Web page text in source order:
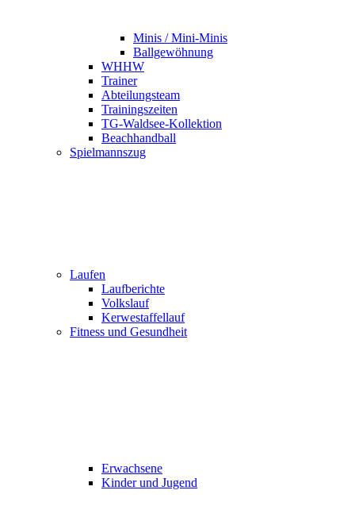
Minis / Mini-Minis
Ballgewöhnung
WHHW
Trainer
Abteilungsteam
Trainingszeiten
TG-Waldsee-Kollektion
Beachhandball
Spielmannszug
Laufen
Laufberichte
Volkslauf
Kerwestaffellauf
Fitness und Gesundheit
Erwachsene
Kinder und Jugend